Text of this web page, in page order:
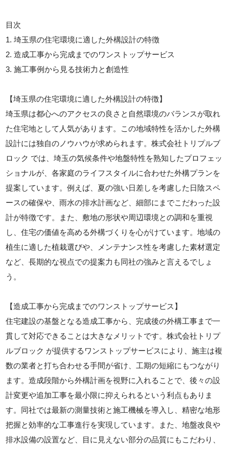
目次
1. 埼玉県の住宅環境に適した外構設計の特徴
2. 造成工事から完成までのワンストップサービス
3. 施工事例から見る技術力と創造性
【埼玉県の住宅環境に適した外構設計の特徴】
埼玉県は都心へのアクセスの良さと自然環境のバランスが取れ
た住宅地として人気があります。この地域特性を活かした外構
設計には独自のノウハウが求められます。株式会社トリプルブ
ロック では、埼玉の気候条件や地盤特性を熟知したプロフェッ
ショナルが、各家庭のライフスタイルに合わせた外構プランを
提案しています。例えば、夏の強い日差しを考慮した日陰スペ
ースの確保や、雨水の排水計画など、細部にまでこだわった設
計が特徴です。また、敷地の形状や周辺環境との調和を重視
し、住宅の価値を高める外構づくりを心がけています。地域の
植生に適した植栽選びや、メンテナンス性を考慮した素材選定
など、長期的な視点での提案力も同社の強みと言えるでしょ
う。
【造成工事から完成までのワンストップサービス】
住宅建設の基盤となる造成工事から、完成後の外構工事まで一
貫して対応できることは大きなメリットです。株式会社トリプ
ルブロック が提供するワンストップサービスにより、施主は複
数の業者と打ち合わせる手間が省け、工期の短縮にもつながり
ます。造成段階から外構計画を視野に入れることで、後々の設
計変更や追加工事を最小限に抑えられるという利点もありま
す。同社では最新の測量技術と施工機械を導入し、精密な地形
把握と効率的な工事進行を実現しています。また、地盤改良や
排水設備の設置など、目に見えない部分の品質にもこだわり、